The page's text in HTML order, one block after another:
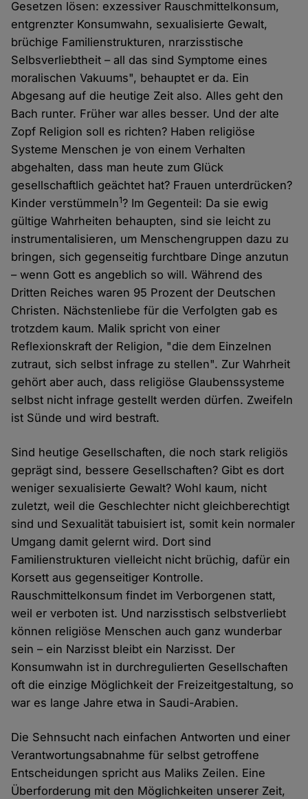
Gesetzen lösen: exzessiver Rauschmittelkonsum,
entgrenzter Konsumwahn, sexualisierte Gewalt,
brüchige Familienstrukturen, nrarzisstische
Selbsverliebtheit – all das sind Symptome eines
moralischen Vakuums", behauptet er da. Ein
Abgesang auf die heutige Zeit also. Alles geht den
Bach runter. Früher war alles besser. Und der alte
Zopf Religion soll es richten? Haben religiöse
Systeme Menschen je von einem Verhalten
abgehalten, dass man heute zum Glück
gesellschaftlich geächtet hat? Frauen unterdrücken?
Kinder verstümmeln1? Im Gegenteil: Da sie ewig
gültige Wahrheiten behaupten, sind sie leicht zu
instrumentalisieren, um Menschengruppen dazu zu
bringen, sich gegenseitig furchtbare Dinge anzutun
– wenn Gott es angeblich so will. Während des
Dritten Reiches waren 95 Prozent der Deutschen
Christen. Nächstenliebe für die Verfolgten gab es
trotzdem kaum. Malik spricht von einer
Reflexionskraft der Religion, "die dem Einzelnen
zutraut, sich selbst infrage zu stellen". Zur Wahrheit
gehört aber auch, dass religiöse Glaubenssysteme
selbst nicht infrage gestellt werden dürfen. Zweifeln
ist Sünde und wird bestraft.
Sind heutige Gesellschaften, die noch stark religiös
geprägt sind, bessere Gesellschaften? Gibt es dort
weniger sexualisierte Gewalt? Wohl kaum, nicht
zuletzt, weil die Geschlechter nicht gleichberechtigt
sind und Sexualität tabuisiert ist, somit kein normaler
Umgang damit gelernt wird. Dort sind
Familienstrukturen vielleicht nicht brüchig, dafür ein
Korsett aus gegenseitiger Kontrolle.
Rauschmittelkonsum findet im Verborgenen statt,
weil er verboten ist. Und narzisstisch selbstverliebt
können religiöse Menschen auch ganz wunderbar
sein – ein Narzisst bleibt ein Narzisst. Der
Konsumwahn ist in durchregulierten Gesellschaften
oft die einzige Möglichkeit der Freizeitgestaltung, so
war es lange Jahre etwa in Saudi-Arabien.
Die Sehnsucht nach einfachen Antworten und einer
Verantwortungsabnahme für selbst getroffene
Entscheidungen spricht aus Maliks Zeilen. Eine
Überforderung mit den Möglichkeiten unserer Zeit,